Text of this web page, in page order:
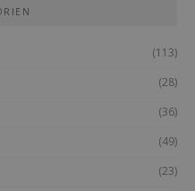
(113)
(28)
(36)
(49)
(23)